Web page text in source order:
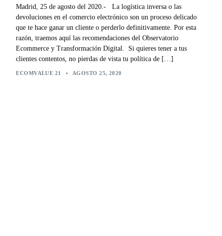
Madrid, 25 de agosto del 2020.- La logística inversa o las
devoluciones en el comercio electrónico son un proceso delicado
que te hace ganar un cliente o perderlo definitivamente. Por esta
razón, traemos aquí las recomendaciones del Observatorio
Ecommerce y Transformación Digital. Si quieres tener a tus
clientes contentos, no pierdas de vista tu política de […]
ECOMVALUE 21 • AGOSTO 25, 2020